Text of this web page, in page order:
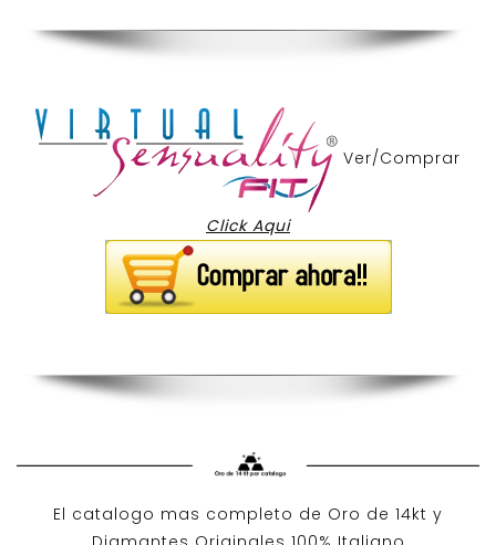
Ver/Comprar
Click Aqui
El catalogo mas completo de Oro de 14kt y